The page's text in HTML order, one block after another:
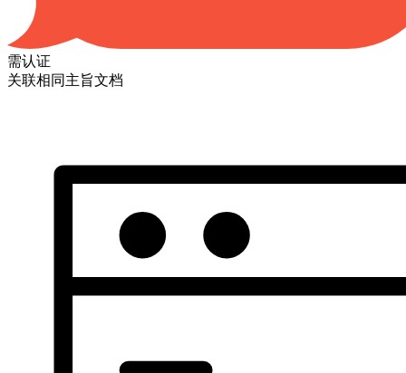
需认证
关联相同主旨文档